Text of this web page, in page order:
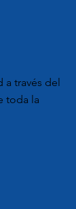
a través del
toda la